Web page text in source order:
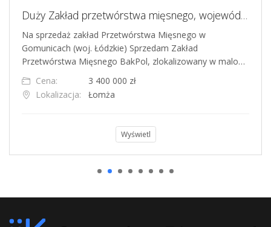
Duży Zakład przetwórstwa mięsnego, województwo łódzkie
Na sprzedaż zakład Przetwórstwa Mięsnego w
Gomunicach (woj. Łódzkie) Sprzedam Zakład
Przetwórstwa Mięsnego BakPol, zlokalizowany w malo…
Cena:
3 400 000 zł
Lokalizacja:
Łomża
Wyświetl